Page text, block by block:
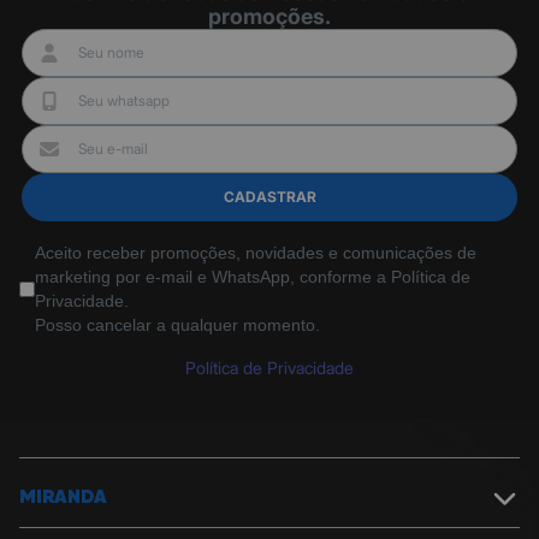
promoções.
CADASTRAR
Aceito receber promoções, novidades e comunicações de
marketing por e-mail e WhatsApp, conforme a Política de
Privacidade.
Posso cancelar a qualquer momento.
Política de Privacidade
MIRANDA